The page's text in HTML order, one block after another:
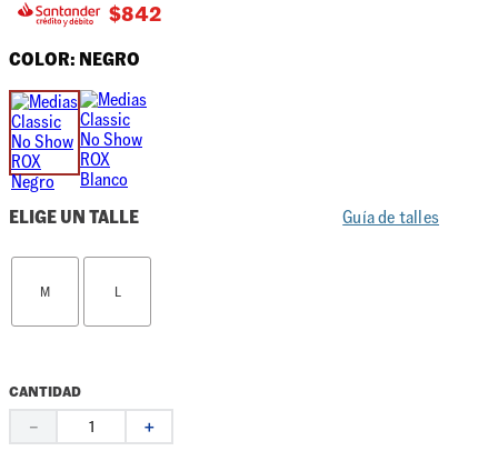
$842
COLOR: NEGRO
ELIGE UN TALLE Guía de talles
L
M
CANTIDAD
＋
－